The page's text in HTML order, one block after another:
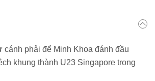
cánh phải để Minh Khoa đánh đầu
khung thành U23 Singapore trong